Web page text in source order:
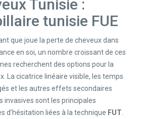
Tunisie :
tunisie FUE
que joue la perte de cheveux dans
en soi, un nombre croissant de ces
recherchent des options pour la
La cicatrice linéaire visible, les temps
et les autres effets secondaires
invasives sont les principales
d’hésitation liées à la technique FUT